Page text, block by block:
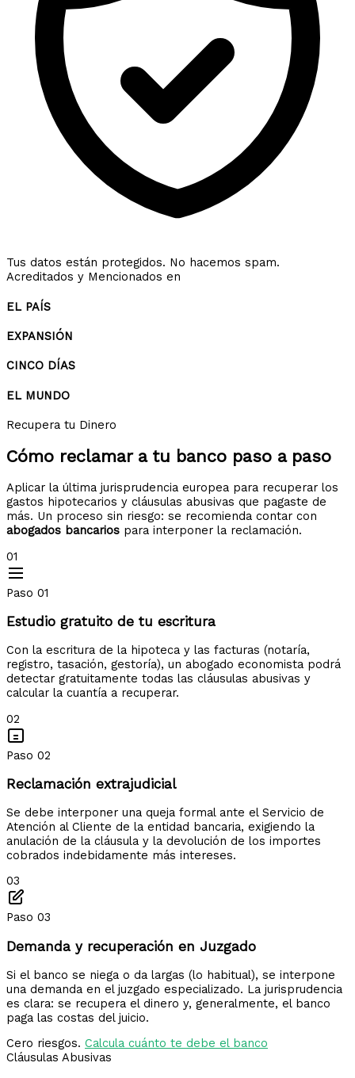
Tus datos están protegidos. No hacemos spam.
Acreditados y Mencionados en
EL PAÍS
EXPANSIÓN
CINCO DÍAS
EL MUNDO
Recupera tu Dinero
Cómo reclamar a tu banco paso a paso
Aplicar la última jurisprudencia europea para recuperar los
gastos hipotecarios y cláusulas abusivas que pagaste de
más. Un proceso sin riesgo: se recomienda contar con
abogados bancarios para interponer la reclamación.
01
Paso 01
Estudio gratuito de tu escritura
Con la escritura de la hipoteca y las facturas (notaría,
registro, tasación, gestoría), un abogado economista podrá
detectar gratuitamente todas las cláusulas abusivas y
calcular la cuantía a recuperar.
02
Paso 02
Reclamación extrajudicial
Se debe interponer una queja formal ante el Servicio de
Atención al Cliente de la entidad bancaria, exigiendo la
anulación de la cláusula y la devolución de los importes
cobrados indebidamente más intereses.
03
Paso 03
Demanda y recuperación en Juzgado
Si el banco se niega o da largas (lo habitual), se interpone
una demanda en el juzgado especializado. La jurisprudencia
es clara: se recupera el dinero y, generalmente, el banco
paga las costas del juicio.
Cero riesgos. Calcula cuánto te debe el banco
Cláusulas Abusivas